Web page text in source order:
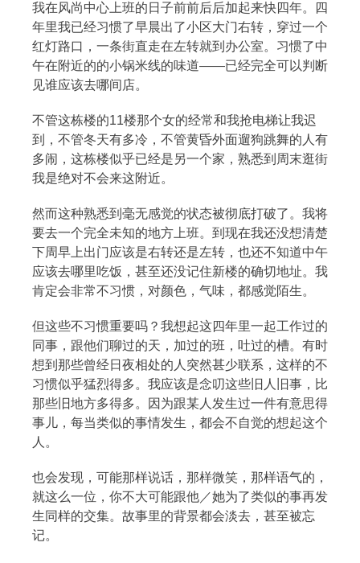
热门分类
生活 音乐 微博
我在风尚中心上班的日子前前后后加起来快四年。四
年里我已经习惯了早晨出了小区大门右转，穿过一个
红灯路口，一条街直走在左转就到办公室。习惯了中
午在附近的的小锅米线的味道——已经完全可以判断
见谁应该去哪间店。
不管这栋楼的11楼那个女的经常和我抢电梯让我迟
到，不管冬天有多冷，不管黄昏外面遛狗跳舞的人有
多闹，这栋楼似乎已经是另一个家，熟悉到周末逛街
我是绝对不会来这附近。
然而这种熟悉到毫无感觉的状态被彻底打破了。我将
要去一个完全未知的地方上班。到现在我还没想清楚
下周早上出门应该是右转还是左转，也还不知道中午
应该去哪里吃饭，甚至还没记住新楼的确切地址。我
肯定会非常不习惯，对颜色，气味，都感觉陌生。
但这些不习惯重要吗？我想起这四年里一起工作过的
同事，跟他们聊过的天，加过的班，吐过的槽。有时
想到那些曾经日夜相处的人突然甚少联系，这样的不
习惯似乎猛烈得多。我应该是念叨这些旧人旧事，比
那些旧地方多得多。因为跟某人发生过一件有意思得
事儿，每当类似的事情发生，都会不自觉的想起这个
人。
也会发现，可能那样说话，那样微笑，那样语气的，
就这么一位，你不大可能跟他／她为了类似的事再发
生同样的交集。故事里的背景都会淡去，甚至被忘
记。